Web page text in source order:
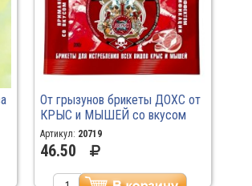
От грызунов брикеты ДОХС от
КРЫС и МЫШЕЙ со вкусом
мяса 200гр \50
Артикул: 20719
46.50